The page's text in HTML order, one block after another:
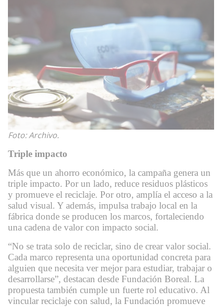
Foto: Archivo.
Triple impacto
Más que un ahorro económico, la campaña genera un
triple impacto. Por un lado, reduce residuos plásticos
y promueve el reciclaje. Por otro, amplía el acceso a la
salud visual. Y además, impulsa trabajo local en la
fábrica donde se producen los marcos, fortaleciendo
una cadena de valor con impacto social.
“No se trata solo de reciclar, sino de crear valor social.
Cada marco representa una oportunidad concreta para
alguien que necesita ver mejor para estudiar, trabajar o
desarrollarse”, destacan desde Fundación Boreal. La
propuesta también cumple un fuerte rol educativo. Al
vincular reciclaje con salud, la Fundación promueve